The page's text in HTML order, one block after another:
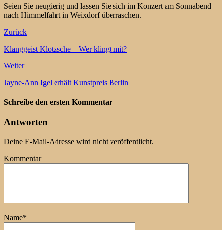
Seien Sie neugierig und lassen Sie sich im Konzert am Sonnabend
nach Himmelfahrt in Weixdorf überraschen.
Zurück
Klanggeist Klotzsche – Wer klingt mit?
Weiter
Jayne-Ann Igel erhält Kunstpreis Berlin
Schreibe den ersten Kommentar
Antworten
Deine E-Mail-Adresse wird nicht veröffentlicht.
Kommentar
Name*